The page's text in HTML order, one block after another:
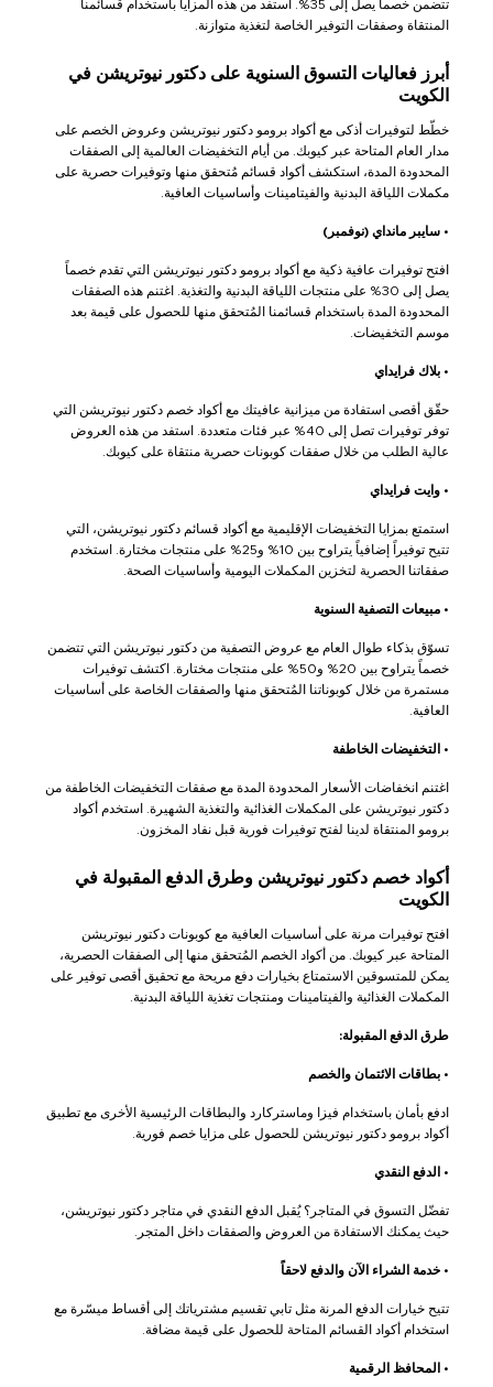
تتضمن خصماً يصل إلى 35%. استفد من هذه المزايا باستخدام قسائمنا
المنتقاة وصفقات التوفير الخاصة لتغذية متوازنة.
أبرز فعاليات التسوق السنوية على دكتور نيوتريشن في
الكويت
خطّط لتوفيرات أذكى مع أكواد برومو دكتور نيوتريشن وعروض الخصم على
مدار العام المتاحة عبر كيوبك. من أيام التخفيضات العالمية إلى الصفقات
المحدودة المدة، استكشف أكواد قسائم مُتحقق منها وتوفيرات حصرية على
مكملات اللياقة البدنية والفيتامينات وأساسيات العافية.
• سايبر مانداي (نوفمبر)
افتح توفيرات عافية ذكية مع أكواد برومو دكتور نيوتريشن التي تقدم خصماً
يصل إلى 30% على منتجات اللياقة البدنية والتغذية. اغتنم هذه الصفقات
المحدودة المدة باستخدام قسائمنا المُتحقق منها للحصول على قيمة بعد
موسم التخفيضات.
• بلاك فرايداي
حقّق أقصى استفادة من ميزانية عافيتك مع أكواد خصم دكتور نيوتريشن التي
توفر توفيرات تصل إلى 40% عبر فئات متعددة. استفد من هذه العروض
عالية الطلب من خلال صفقات كوبونات حصرية منتقاة على كيوبك.
• وايت فرايداي
استمتع بمزايا التخفيضات الإقليمية مع أكواد قسائم دكتور نيوتريشن، التي
تتيح توفيراً إضافياً يتراوح بين 10% و25% على منتجات مختارة. استخدم
صفقاتنا الحصرية لتخزين المكملات اليومية وأساسيات الصحة.
• مبيعات التصفية السنوية
تسوّق بذكاء طوال العام مع عروض التصفية من دكتور نيوتريشن التي تتضمن
خصماً يتراوح بين 20% و50% على منتجات مختارة. اكتشف توفيرات
مستمرة من خلال كوبوناتنا المُتحقق منها والصفقات الخاصة على أساسيات
العافية.
• التخفيضات الخاطفة
اغتنم انخفاضات الأسعار المحدودة المدة مع صفقات التخفيضات الخاطفة من
دكتور نيوتريشن على المكملات الغذائية والتغذية الشهيرة. استخدم أكواد
برومو المنتقاة لدينا لفتح توفيرات فورية قبل نفاد المخزون.
أكواد خصم دكتور نيوتريشن وطرق الدفع المقبولة في
الكويت
افتح توفيرات مرنة على أساسيات العافية مع كوبونات دكتور نيوتريشن
المتاحة عبر كيوبك. من أكواد الخصم المُتحقق منها إلى الصفقات الحصرية،
يمكن للمتسوقين الاستمتاع بخيارات دفع مريحة مع تحقيق أقصى توفير على
المكملات الغذائية والفيتامينات ومنتجات تغذية اللياقة البدنية.
طرق الدفع المقبولة:
• بطاقات الائتمان والخصم
ادفع بأمان باستخدام فيزا وماستركارد والبطاقات الرئيسية الأخرى مع تطبيق
أكواد برومو دكتور نيوتريشن للحصول على مزايا خصم فورية.
• الدفع النقدي
تفضّل التسوق في المتاجر؟ يُقبل الدفع النقدي في متاجر دكتور نيوتريشن،
حيث يمكنك الاستفادة من العروض والصفقات داخل المتجر.
• خدمة الشراء الآن والدفع لاحقاً
تتيح خيارات الدفع المرنة مثل تابي تقسيم مشترياتك إلى أقساط ميسّرة مع
استخدام أكواد القسائم المتاحة للحصول على قيمة مضافة.
• المحافظ الرقمية